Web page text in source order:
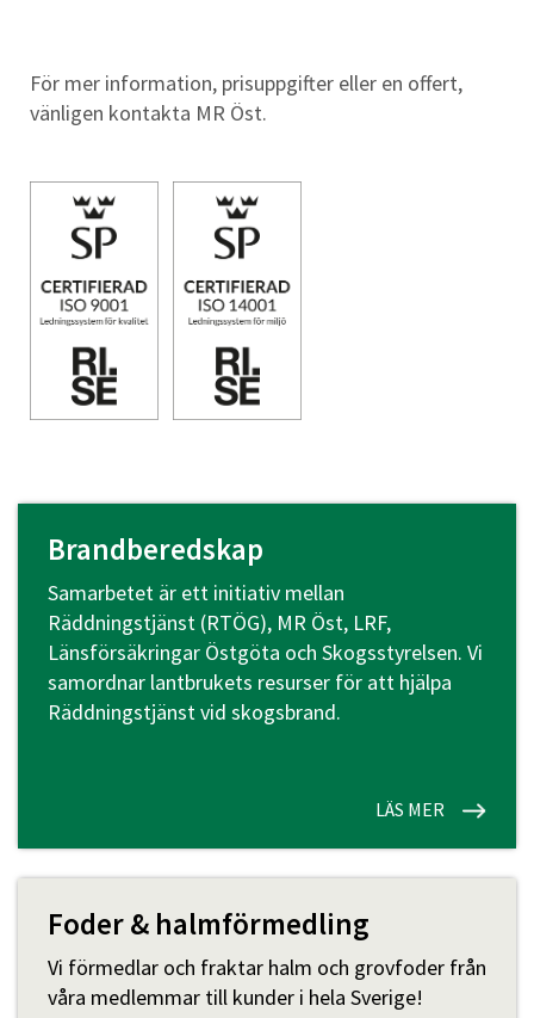
För mer information, prisuppgifter eller en offert,
vänligen kontakta MR Öst.
Brandberedskap
Samarbetet är ett initiativ mellan
Räddningstjänst (RTÖG), MR Öst, LRF,
Länsförsäkringar Östgöta och Skogsstyrelsen. Vi
samordnar lantbrukets resurser för att hjälpa
Räddningstjänst vid skogsbrand.
LÄS MER
Foder & halmförmedling
Vi förmedlar och fraktar halm och grovfoder från
våra medlemmar till kunder i hela Sverige!